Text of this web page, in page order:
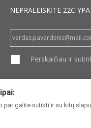
NEPRALEISKITE 22С
Perskaičiau ir
galite sutikti ir su kitų